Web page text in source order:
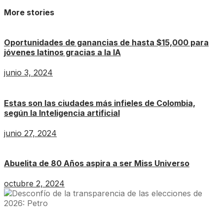
More stories
Oportunidades de ganancias de hasta $15,000 para
jóvenes latinos gracias a la IA
junio 3, 2024
Estas son las ciudades más infieles de Colombia,
según la Inteligencia artificial
junio 27, 2024
Abuelita de 80 Años aspira a ser Miss Universo
octubre 2, 2024